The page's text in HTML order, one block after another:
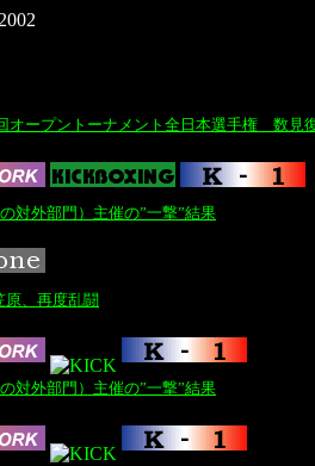
オープントーナメント全日本選手権 数見
対外部門）主催の”一撃”結果
原、再度乱闘
対外部門）主催の”一撃”結果